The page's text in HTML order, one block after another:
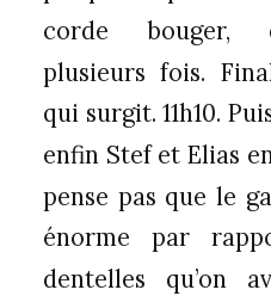
corde bouger,
plusieurs fois.
qui surgit. 11h10.
enfin Stef et Elias
pense pas que le
énorme par
dentelles qu’on